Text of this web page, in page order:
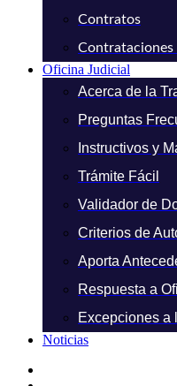
Contratos
Contrataciones
Oficina Judicial
Acerca de la
Preguntas
Instructivos y
Trámite Fácil
Validador de
Criterios de
Aporta
Respuesta a
Excepciones a
Noticias